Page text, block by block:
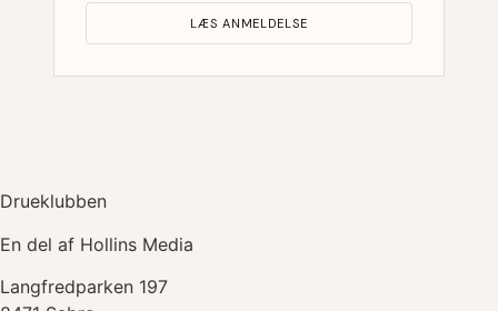
LÆS ANMELDELSE
Drueklubben
En del af Hollins Media
Langfredparken 197